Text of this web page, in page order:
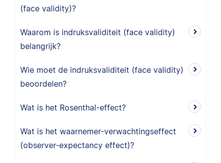
(face validity)?
Waarom is indruksvaliditeit (face validity)
belangrijk?
Wie moet de indruksvaliditeit (face validity)
beoordelen?
Wat is het Rosenthal-effect?
Wat is het waarnemer-verwachtingseffect
(observer-expectancy effect)?